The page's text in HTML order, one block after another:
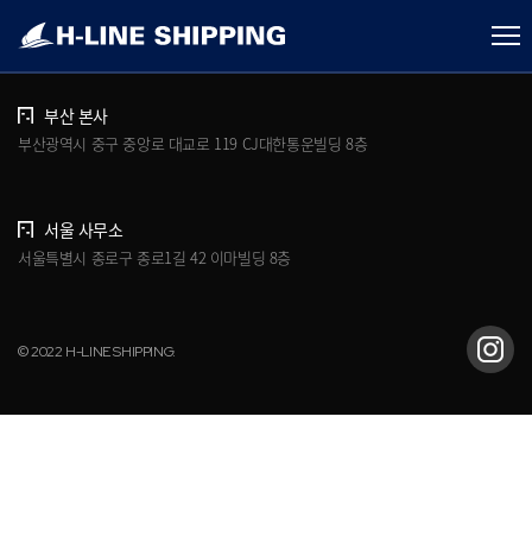
개인정보처리방침 브로슈어 다운로드
부산 본사
부산광역시 중구 중앙로 대교로 119 CJ대한통운빌딩 8층
서울 사무소
서울특별시 종로구 종로1길 42 이마빌딩 8층
© 2022 H-LINE SHIPPING.